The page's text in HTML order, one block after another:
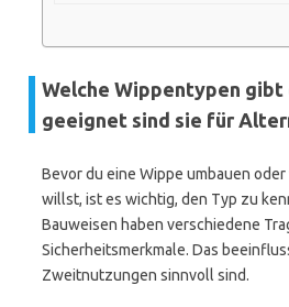
Welche Wippentypen gibt
geeignet sind sie für
Bevor du eine Wippe umbauen
willst, ist es wichtig, den Typ zu
Bauweisen haben verschiedene
Sicherheitsmerkmale. Das
Zweitnutzungen sinnvoll sind.